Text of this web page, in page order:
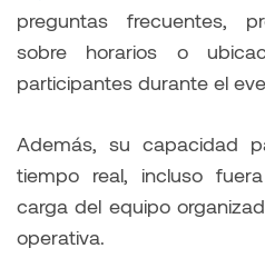
preguntas frecuentes,
sobre horarios o
participantes durante el
Además, su capacidad
tiempo real, incluso
carga del equipo
operativa.